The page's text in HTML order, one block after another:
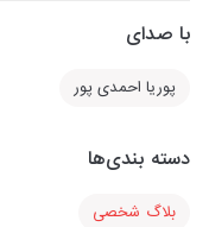
با صدای
پوریا احمدی پور
دسته بندی‌ها
بلاگ شخصی